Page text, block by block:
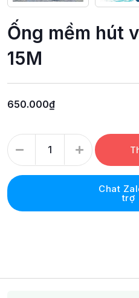
Ống mềm hút
15M
650.000₫
Chat
trợ